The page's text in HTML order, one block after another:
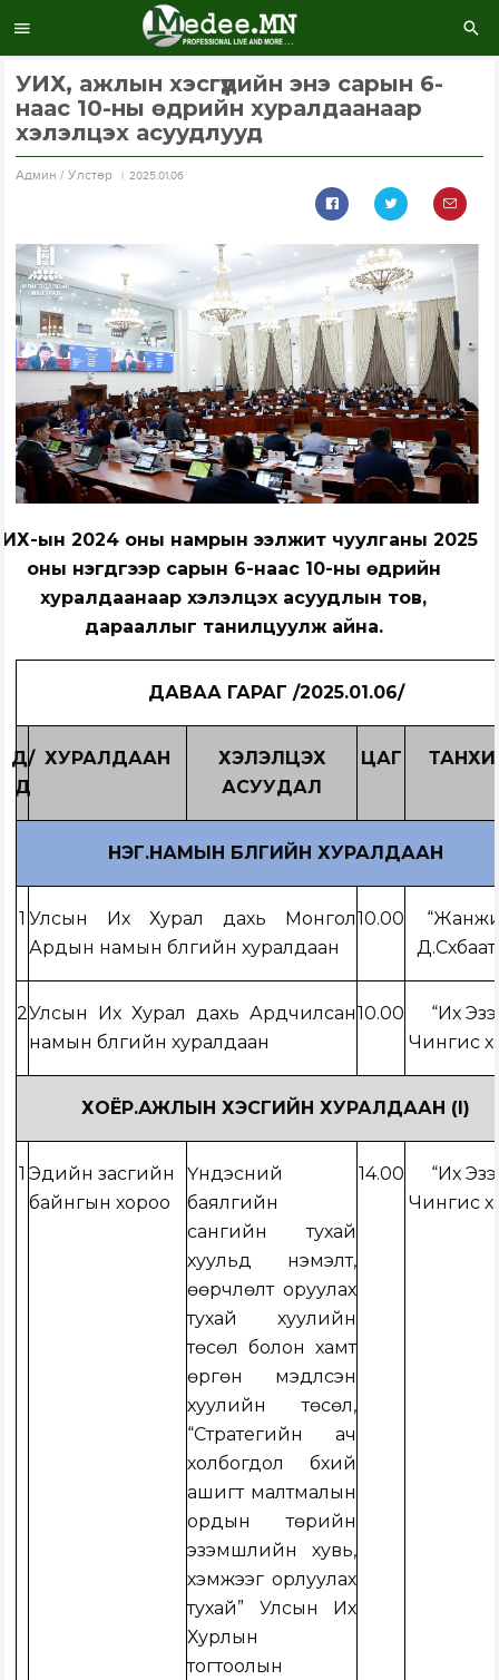
УИХ, ажлын хэсгүүдийн энэ сарын 6-
наас 10-ны өдрийн хуралдаанаар
хэлэлцэх асуудлууд
Aдмин / Улстөр 2025.01.06
ын 2024 оны намрын ээлжит чуулганы 2025
оны нэгдүгээр сарын 6-наас 10-ны өдрийн
хуралдаанаар хэлэлцэх асуудлын тов,
дарааллыг танилцуулж айна.
ДАВАА ГАРАГ /2025.01.06/
Д/
Д
ХУРАЛДААН
ХЭЛЭЛЦЭХ
АСУУДАЛ
ЦАГ
НЭГ.НАМЫН БҮЛГИЙН ХУРАЛДААН
1 Улсын Их Хурал дахь Монгол
Ардын намын бүлгийн хуралдаан
10.00
2Улсын Их Хурал дахь Ардчилсан
намын бүлгийн хуралдаан
10.00
“Их
Чингис
ХОЁР.АЖЛЫН ХЭСГИЙН ХУРАЛДААН (I)
1 Эдийн засгийн
байнгын хороо
Үндэсний
баялгийн
сангийн тухай
хуульд нэмэлт,
өөрчлөлт оруулах
тухай хуулийн
төсөл болон хамт
өргөн мэдүүлсэн
хуулийн төсөл,
“Стратегийн ач
холбогдол бүхий
ашигт малтмалын
ордын төрийн
эзэмшлийн хувь,
хэмжээг орлуулах
тухай” Улсын Их
Хурлын
тогтоолын
14.00
“Их
Чингис